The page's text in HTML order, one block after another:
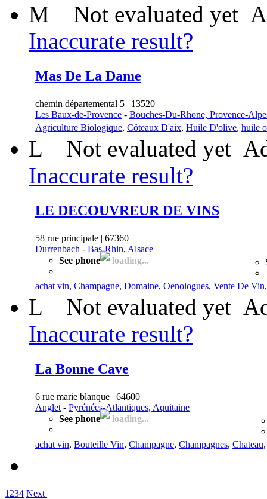
M Not evaluated yet
Inaccurate result?
Mas De La Dame
chemin départemental 5 | 13520
Les Baux-de-Provence - Bouches-Du-Rhone, Provence-
Agriculture Biologique, Côteaux D'aix, Huile D'olive, huile
L Not evaluated yet
Inaccurate result?
LE DECOUVREUR DE VINS
58 rue principale | 67360
Durrenbach - Bas-Rhin, Alsace
See phone
loading...
achat vin, Champagne, Domaine, Oenologues, Vente De Vin
L Not evaluated yet
Inaccurate result?
La Bonne Cave
6 rue marie blanque | 64600
Anglet - Pyrénées-Atlantiques, Aquitaine
See phone
loading...
achat vin, Bouteille Vin, Champagne, Champagnes, Chateau
1 234 Next